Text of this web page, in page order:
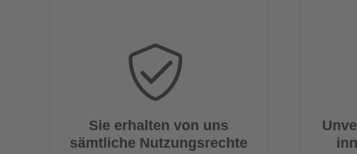
Sie erhalten von uns
sämtliche Nutzungsrechte